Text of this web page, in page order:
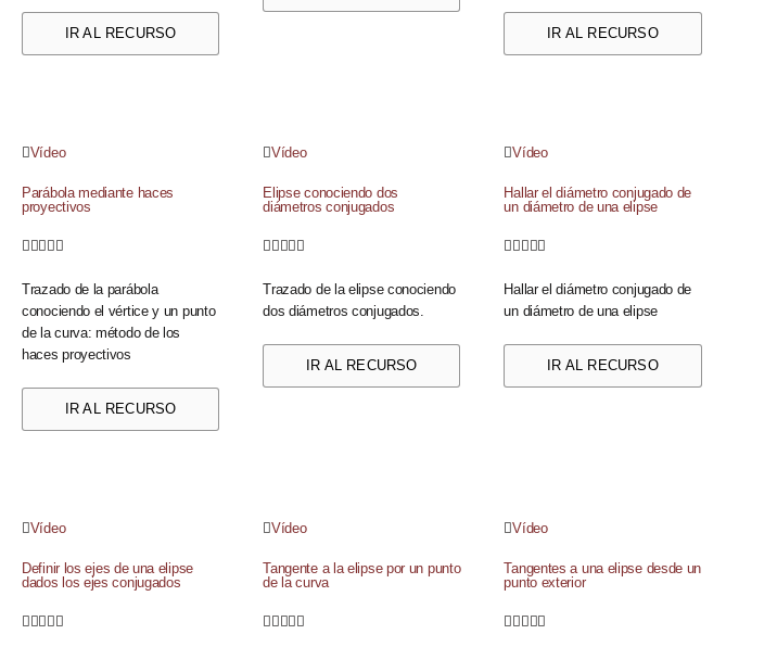
IR AL RECURSO IR AL RECURSO
Vídeo
Parábola mediante haces
proyectivos
    
Trazado de la parábola
conociendo el vértice y un punto
de la curva: método de los
haces proyectivos
IR AL RECURSO
Vídeo
Elipse conociendo dos
diámetros conjugados
    
Trazado de la elipse conociendo
dos diámetros conjugados.
IR AL RECURSO
Vídeo
Hallar el diámetro conjugado de
un diámetro de una elipse
    
Hallar el diámetro conjugado de
un diámetro de una elipse
IR AL RECURSO
Vídeo
Definir los ejes de una elipse
dados los ejes conjugados
    
Vídeo
Tangente a la elipse por un punto
de la curva
    
Vídeo
Tangentes a una elipse desde un
punto exterior
    